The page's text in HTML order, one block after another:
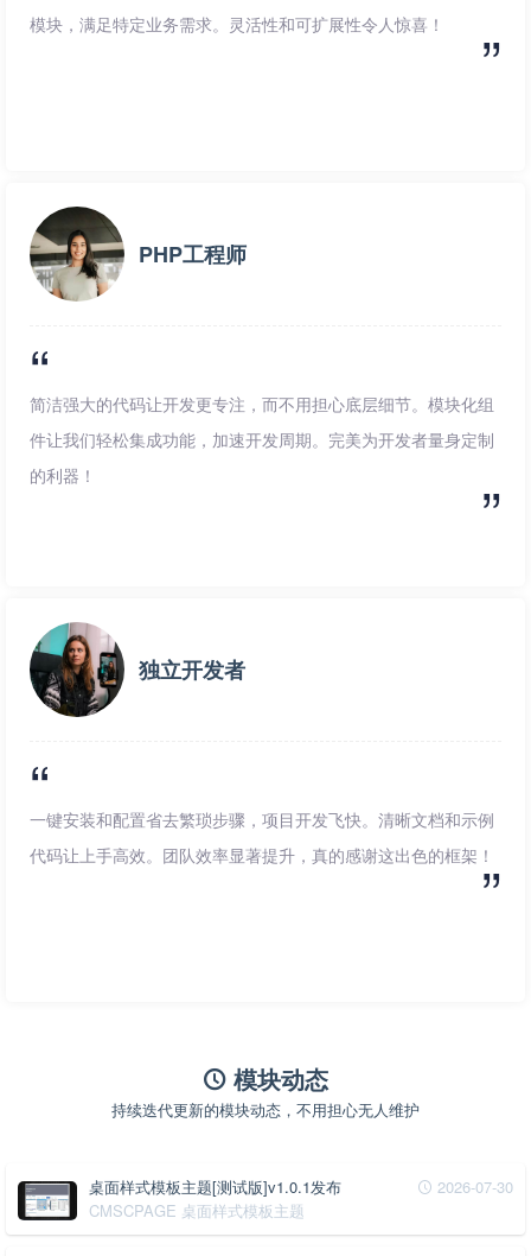
模块，满足特定业务需求。灵活性和可扩展性令人惊喜！
PHP工程师
简洁强大的代码让开发更专注，而不用担心底层细节。模块化组
件让我们轻松集成功能，加速开发周期。完美为开发者量身定制
的利器！
独立开发者
一键安装和配置省去繁琐步骤，项目开发飞快。清晰文档和示例
代码让上手高效。团队效率显著提升，真的感谢这出色的框架！
模块动态
持续迭代更新的模块动态，不用担心无人维护
2026-07-30
桌面样式模板主题[测试版]v1.0.1发布
CMSCPAGE 桌面样式模板主题